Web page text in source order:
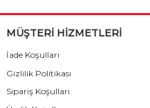
MÜŞTERİ HİZMETLERİ
İade Koşulları
Gizlilik Politikası
Sipariş Koşulları